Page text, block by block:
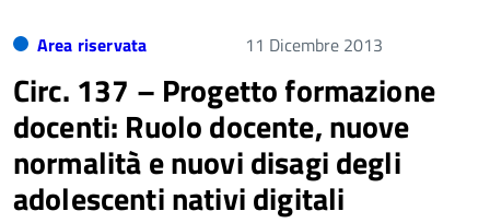
Area riservata 11 Dicembre 2013
Circ. 137 – Progetto formazione
docenti: Ruolo docente, nuove
normalità e nuovi disagi degli
adolescenti nativi digitali